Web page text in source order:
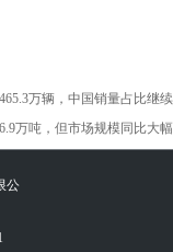
万辆，中国销量占比继
万吨，但市场规模同比大
公